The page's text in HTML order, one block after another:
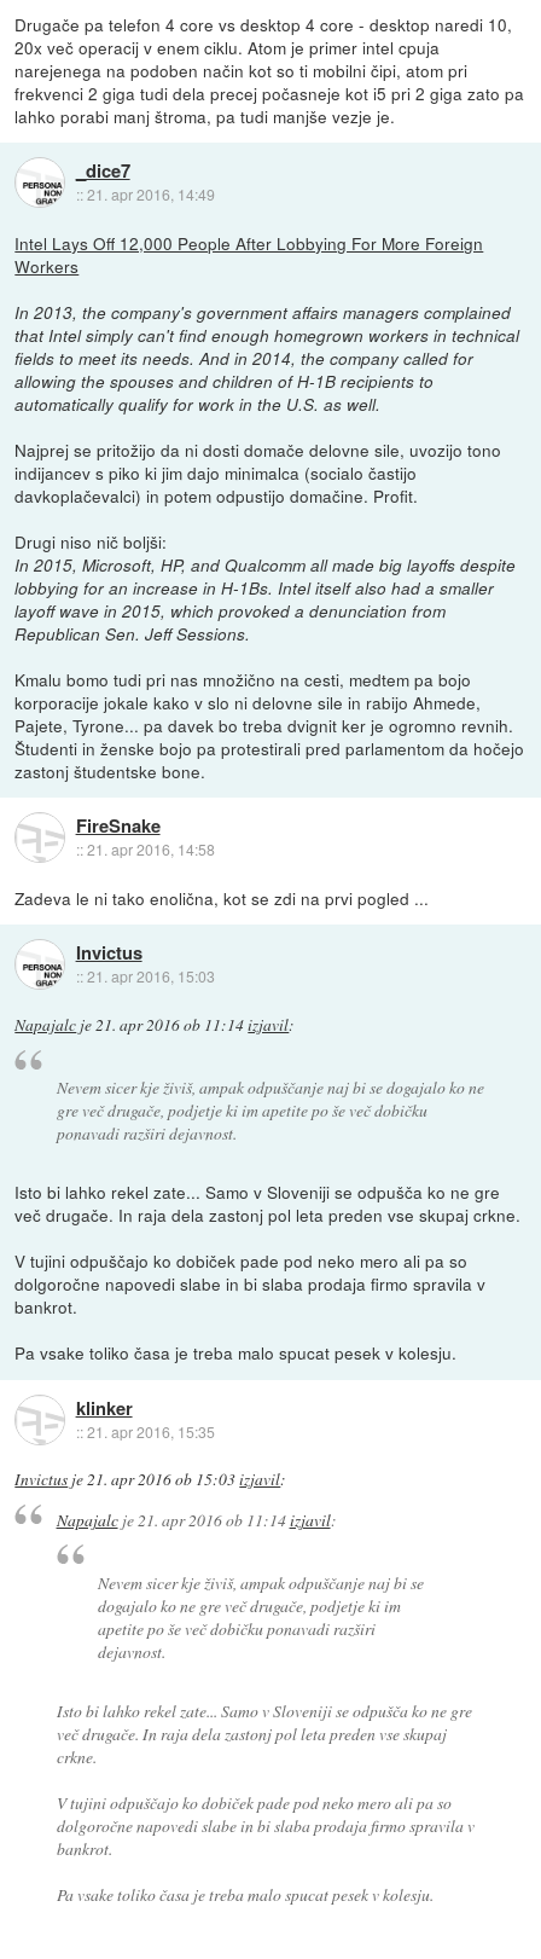
Drugače pa telefon 4 core vs desktop 4 core - desktop naredi 10,
20x več operacij v enem ciklu. Atom je primer intel cpuja
narejenega na podoben način kot so ti mobilni čipi, atom pri
frekvenci 2 giga tudi dela precej počasneje kot i5 pri 2 giga zato pa
lahko porabi manj štroma, pa tudi manjše vezje je.
_dice7
::21. apr 2016, 14:49
Intel Lays Off 12,000 People After Lobbying For More Foreign
Workers
In 2013, the company's government affairs managers complained
that Intel simply can't find enough homegrown workers in technical
fields to meet its needs. And in 2014, the company called for
allowing the spouses and children of H-1B recipients to
automatically qualify for work in the U.S. as well.
Najprej se pritožijo da ni dosti domače delovne sile, uvozijo tono
indijancev s piko ki jim dajo minimalca (socialo častijo
davkoplačevalci) in potem odpustijo domačine. Profit.
Drugi niso nič boljši:
In 2015, Microsoft, HP, and Qualcomm all made big layoffs despite
lobbying for an increase in H-1Bs. Intel itself also had a smaller
layoff wave in 2015, which provoked a denunciation from
Republican Sen. Jeff Sessions.
Kmalu bomo tudi pri nas množično na cesti, medtem pa bojo
korporacije jokale kako v slo ni delovne sile in rabijo Ahmede,
Pajete, Tyrone... pa davek bo treba dvignit ker je ogromno revnih.
Študenti in ženske bojo pa protestirali pred parlamentom da hočejo
zastonj študentske bone.
FireSnake
::21. apr 2016, 14:58
Zadeva le ni tako enolična, kot se zdi na prvi pogled ...
Invictus
::21. apr 2016, 15:03
Napajalc je21. apr 2016 ob 11:14izjavil:
Nevem sicer kje živiš, ampak odpuščanje naj bi se dogajalo ko ne
gre več drugače, podjetje ki im apetite po še več dobičku
ponavadi razširi dejavnost.
Isto bi lahko rekel zate... Samo v Sloveniji se odpušča ko ne gre
več drugače. In raja dela zastonj pol leta preden vse skupaj crkne.
V tujini odpuščajo ko dobiček pade pod neko mero ali pa so
dolgoročne napovedi slabe in bi slaba prodaja firmo spravila v
bankrot.
Pa vsake toliko časa je treba malo spucat pesek v kolesju.
klinker
::21. apr 2016, 15:35
Invictus je21. apr 2016 ob 15:03izjavil:
Napajalcje21. apr 2016 ob 11:14izjavil:
Nevem sicer kje živiš, ampak odpuščanje naj bi se
dogajalo ko ne gre več drugače, podjetje ki im
apetite po še več dobičku ponavadi razširi
dejavnost.
Isto bi lahko rekel zate... Samo v Sloveniji se odpušča ko ne gre
več drugače. In raja dela zastonj pol leta preden vse skupaj
crkne.
V tujini odpuščajo ko dobiček pade pod neko mero ali pa so
dolgoročne napovedi slabe in bi slaba prodaja firmo spravila v
bankrot.
Pa vsake toliko časa je treba malo spucat pesek v kolesju.